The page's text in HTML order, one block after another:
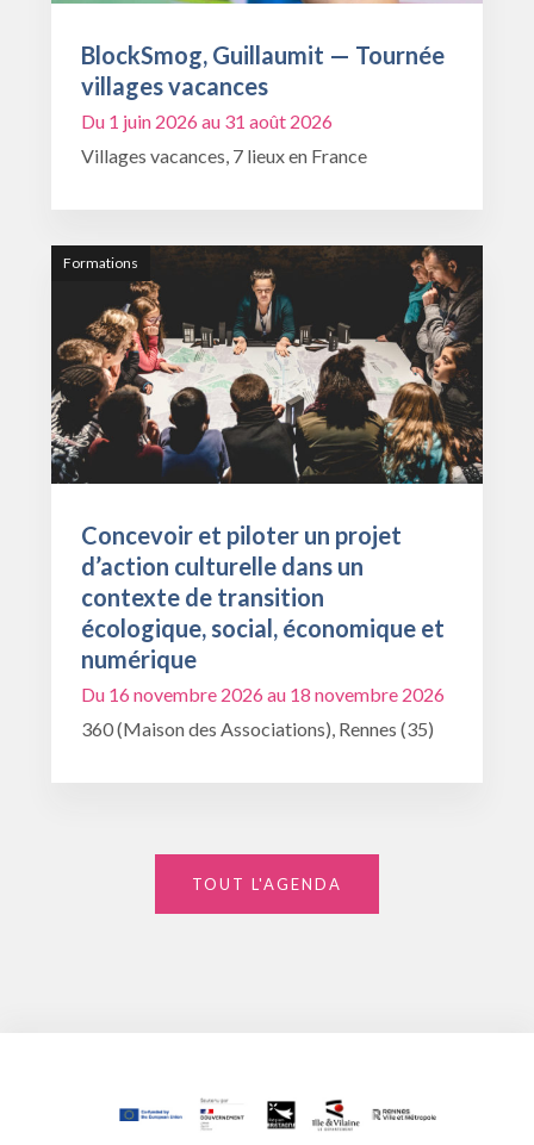
BlockSmog, Guillaumit — Tournée
villages vacances
Du 1 juin 2026 au 31 août 2026
Villages vacances, 7 lieux en France
Formations
Concevoir et piloter un projet
d’action culturelle dans un
contexte de transition
écologique, social, économique et
numérique
Du 16 novembre 2026 au 18 novembre 2026
360 (Maison des Associations), Rennes (35)
TOUT L'AGENDA